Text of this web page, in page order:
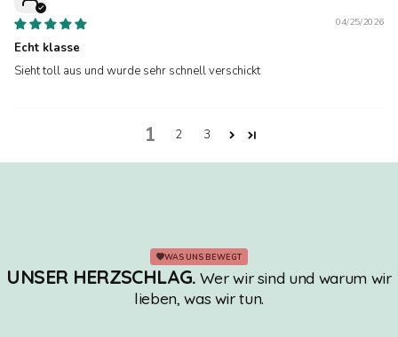
04/25/2026
Echt klasse
Sieht toll aus und wurde sehr schnell verschickt
1 2 3
WAS UNS BEWEGT
UNSER HERZSCHLAG. Wer wir sind und warum wir
lieben, was wir tun.